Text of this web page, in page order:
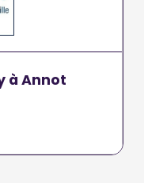
à Annot